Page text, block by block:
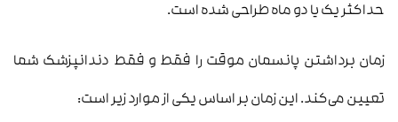
حداکثر یک یا دو ماه طراحی شده است.
زمان برداشتن پانسمان موقت را فقط و فقط دندانپزشک شما
تعیین می‌کند. این زمان بر اساس یکی از موارد زیر است: